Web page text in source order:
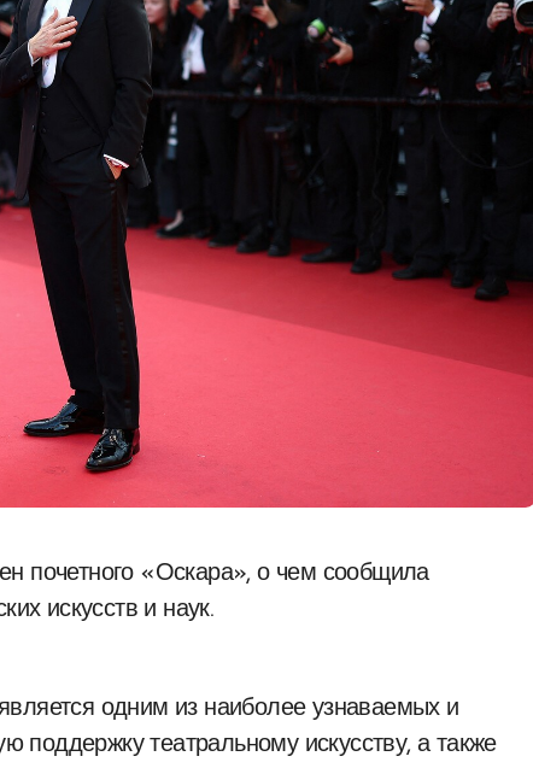
искусств и наук.
одним из наиболее узнаваемых и
поддержку театральному искусству, а также